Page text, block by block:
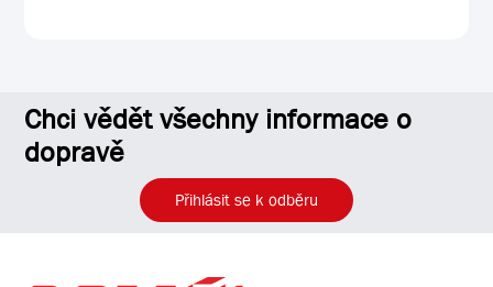
Chci vědět všechny informace o
dopravě
Přihlásit se k odběru